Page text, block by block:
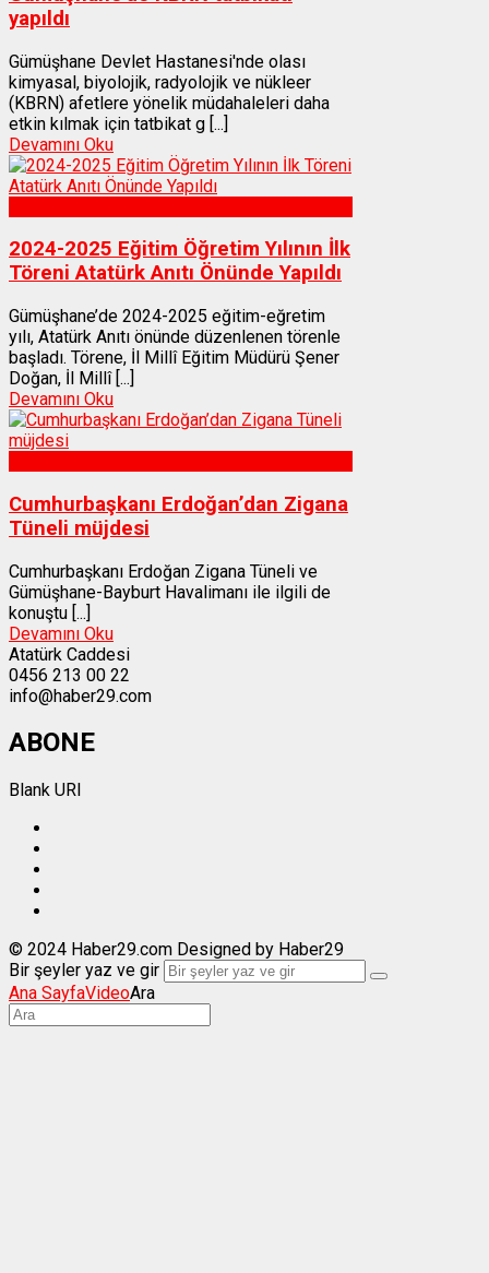
yapıldı
Gümüşhane Devlet Hastanesi'nde olası
kimyasal, biyolojik, radyolojik ve nükleer
(KBRN) afetlere yönelik müdahaleleri daha
etkin kılmak için tatbikat g [...]
Devamını Oku
2024-2025 Eğitim Öğretim Yılının İlk
Töreni Atatürk Anıtı Önünde Yapıldı
Gümüşhane’de 2024-2025 eğitim-eğretim
yılı, Atatürk Anıtı önünde düzenlenen törenle
başladı. Törene, İl Millî Eğitim Müdürü Şener
Doğan, İl Millî [...]
Devamını Oku
Cumhurbaşkanı Erdoğan’dan Zigana
Tüneli müjdesi
Cumhurbaşkanı Erdoğan Zigana Tüneli ve
Gümüşhane-Bayburt Havalimanı ile ilgili de
konuştu [...]
Devamını Oku
Atatürk Caddesi
0456 213 00 22
info@haber29.com
ABONE
Blank URI
© 2024 Haber29.com Designed by Haber29
Bir şeyler yaz ve gir
Ana SayfaVideoAra